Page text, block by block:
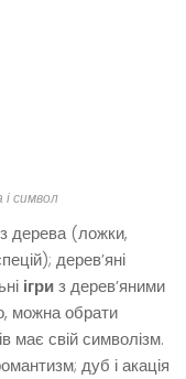
і символ
з дерева (ложки,
дерев’яні
ігриз дерев’яними
можна обрати
має свій символізм.
дуб і акація